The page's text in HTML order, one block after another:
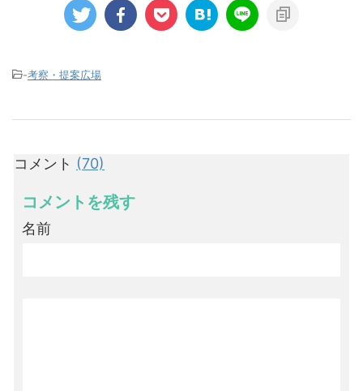
-考察・提案広場
コメント (70)
コメントを残す
名前